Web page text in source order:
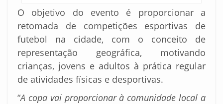
O objetivo do evento é proporcionar a
retomada de competições esportivas de
futebol na cidade, com o conceito de
representação geográfica, motivando
crianças, jovens e adultos à prática regular
de atividades físicas e desportivas.
“A copa vai proporcionar à comunidade local a